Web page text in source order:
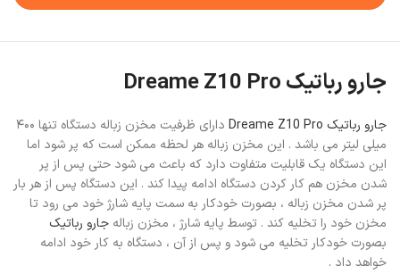
جارو رباتیک Dreame Z10 Pro
جارو رباتیک Dreame Z10 Pro
دارای ظرفیت مخزن زباله دستگاه تنها ۴۰۰
میلی لیتر می باشد . این مخزن زباله هر لحظه ممکن است که پر شود اما
این دستگاه یک قابلیت متفاوت دارد که باعث می شود حتی پس از پر
شدن مخزن هم کار کردن دستگاه ادامه پیدا کند . این دستگاه پس از هر بار
پر شدن مخزن زباله ، بصورت خودکار به سمت پایه شارژ خود می رود تا
مخزن خود را تخلیه کند . توسط پایه شارژ ، مخزن زباله جارو رباتیک
بصورت خودکار تخلیه می شود و پس از آن ، دستگاه به کار خود ادامه
خواهد داد .